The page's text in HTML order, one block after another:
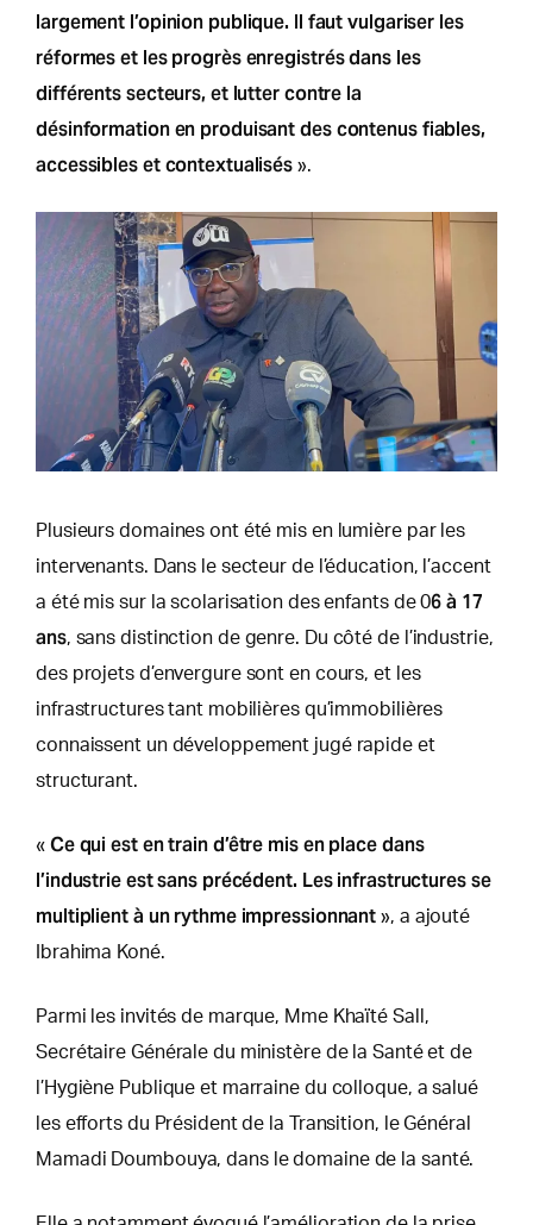
largement l’opinion publique. Il faut vulgariser les
réformes et les progrès enregistrés dans les
différents secteurs, et lutter contre la
désinformation en produisant des contenus fiables,
accessibles et contextualisés ».
Plusieurs domaines ont été mis en lumière par les
intervenants. Dans le secteur de l’éducation, l’accent
a été mis sur la scolarisation des enfants de 06 à 17
ans, sans distinction de genre. Du côté de l’industrie,
des projets d’envergure sont en cours, et les
infrastructures tant mobilières qu’immobilières
connaissent un développement jugé rapide et
structurant.
« Ce qui est en train d’être mis en place dans
l’industrie est sans précédent. Les infrastructures se
multiplient à un rythme impressionnant», a ajouté
Ibrahima Koné.
Parmi les invités de marque, Mme Khaïté Sall,
Secrétaire Générale du ministère de la Santé et de
l’Hygiène Publique et marraine du colloque, a salué
les efforts du Président de la Transition, le Général
Mamadi Doumbouya, dans le domaine de la santé.